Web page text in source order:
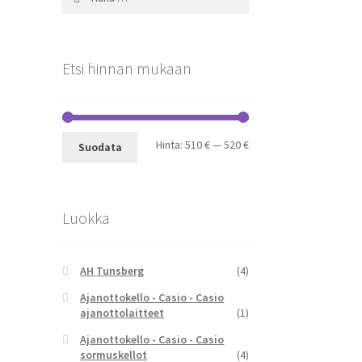
Etsi hinnan mukaan
Minimihinta
Maksimihinta
Suodata Hinta: 510 €—520 €
Luokka
AH Tunsberg
(4)
Ajanottokello - Casio - Casio
ajanottolaitteet
(1)
Ajanottokello - Casio - Casio
sormuskellot
(4)